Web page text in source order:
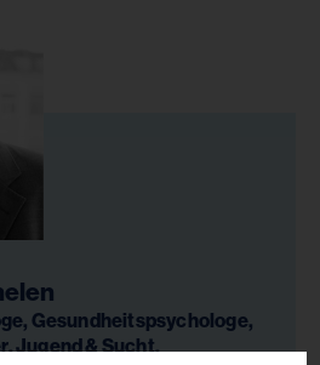
Gesundheitspsychologe,
Jugend & Sucht,